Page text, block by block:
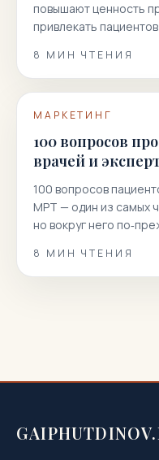
повышают ценность
привлекать
8 МИН ЧТЕНИЯ
МАРКЕТИНГ
100 вопросов
врачей и
100 вопросов
МРТ — один из самых
но вокруг него
пациентов и даем
ответы. Вы узнаете,
8 МИН ЧТЕНИЯ